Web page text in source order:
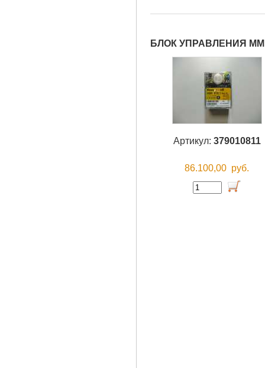
БЛОК УПРАВЛЕНИЯ MMI
Артикул: 379010811
86.100,00 руб.